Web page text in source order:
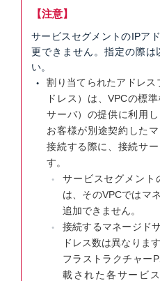
【注意】
サービスセグメントのIPア
更できません。指定の際は
い。
割り当てられたアドレ
ドレス）は、VPCの標
サーバ）の提供に利用
お客様が別途契約した
接続する際に、接続サ
す。
サービスセグメント
は、そのVPCではマ
追加できません。
接続するマネージド
ドレス数は異なりま
フラストラクチャー
載された各サービ